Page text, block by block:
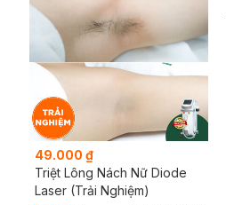
49.000 ₫
Triệt Lông Nách Nữ Diode
Laser (Trải Nghiệm)